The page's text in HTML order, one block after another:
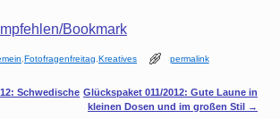
Bookmark
Fotofragenfreitag Kreatives permalink
Schwedische Glückspaket 011/2012: Gute Laune in
kleinen Dosen und im großen Stil →